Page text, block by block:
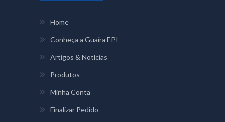
Home
Conheça a Guaíra EPI
Artigos & Notícias
Produtos
Minha Conta
Finalizar Pedido